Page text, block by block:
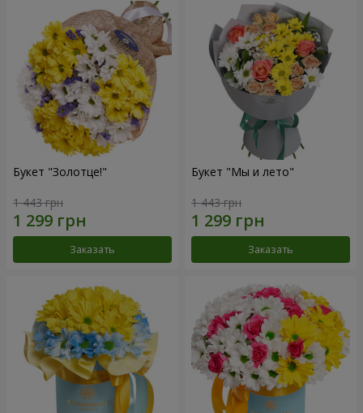
Букет "Золотце!"
1 443 грн
Заказать
Букет "Мы и лето"
1 443 грн
Заказать